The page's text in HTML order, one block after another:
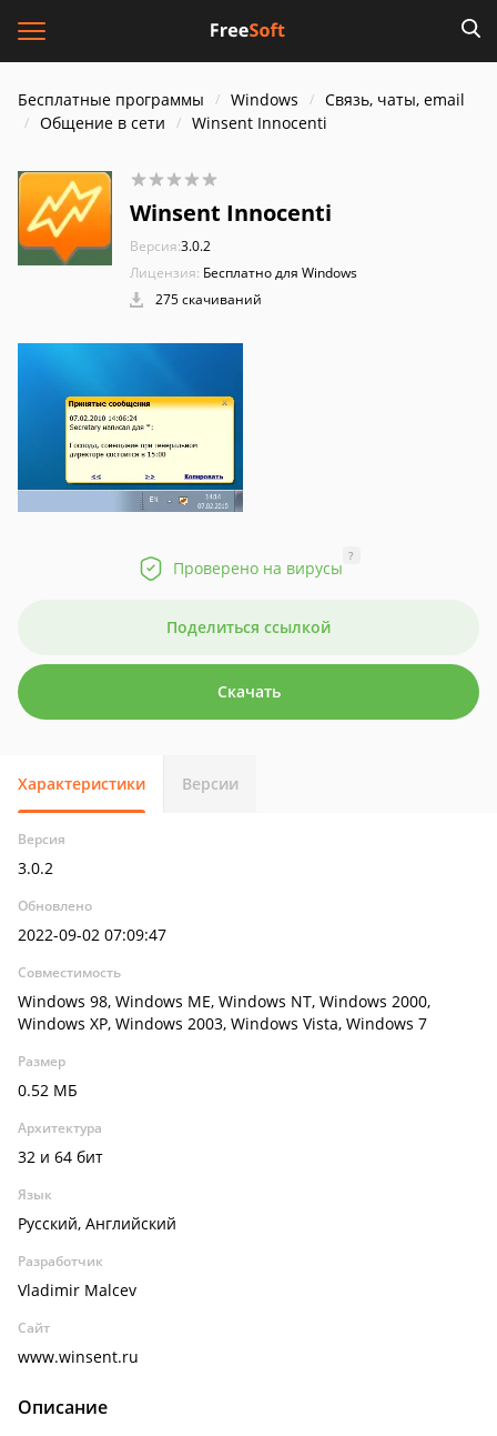
Бесплатные программы Windows
Связь, чаты, email
Общение в сети
Winsent Innocenti
Winsent Innocenti
Версия:3.0.2
Лицензия: Бесплатно для Windows
275 скачиваний
Проверено на вирусы
?
Поделиться ссылкой
Скачать
Характеристики Версии
Версия
3.0.2
Обновлено
2022-09-02 07:09:47
Совместимость
Windows 98, Windows ME, Windows NT, Windows 2000,
Windows XP, Windows 2003, Windows Vista, Windows 7
Размер
0.52 МБ
Архитектура
32 и 64 бит
Язык
Русский, Английский
Разработчик
Vladimir Malcev
Сайт
www.winsent.ru
Описание